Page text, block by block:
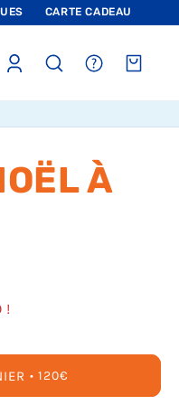
CARTE CADEAU
sections.header.faq
Panier
À
!
PRIX
HABITUEL
120€